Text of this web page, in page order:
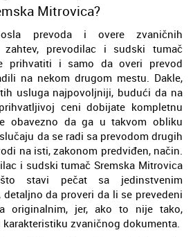
Mitrovica?
prevoda i overe zvaničnih
zahtev, prevodilac i sudski tumač
prihvatiti i samo da overi prevod
na nekom drugom mestu. Dakle,
usluga najpovoljniji, budući da na
ceni dobijate kompletnu
obavezno da ga u takvom obliku
da se radi sa prevodom drugih
na isti, zakonom predviđen, način.
i sudski tumač Sremska Mitrovica
stavi pečat sa jedinstvenim
da proveri da li se prevedeni
originalnim, jer, ako to nije tako,
zvaničnog dokumenta.